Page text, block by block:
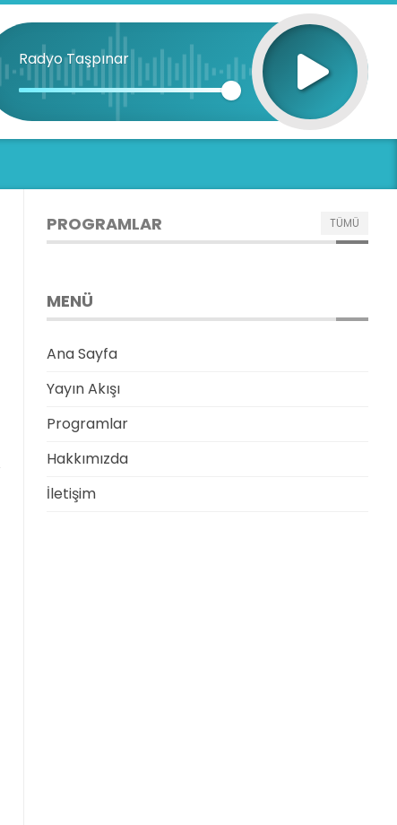
Radyo Taşpınar
PROGRAMLAR TÜMÜ
MENÜ
Ana Sayfa
Yayın Akışı
Programlar
Hakkımızda
İletişim